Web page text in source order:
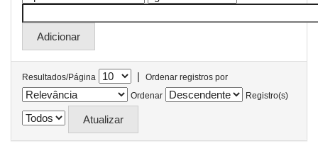
Resultados/Página |
Ordenar registros por
Ordenar
Registro(s)